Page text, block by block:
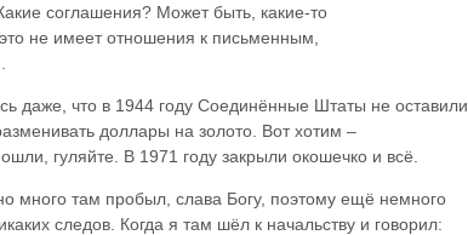
соглашения? Может быть, какие-то
не имеет отношения к письменным,
даже, что в 1944 году Соединённые Штаты не оставили
доллары на золото. Вот хотим –
гуляйте. В 1971 году закрыли окошечко и всё.
много там пробыл, слава Богу, поэтому ещё немного
следов. Когда я там шёл к начальству и говорил: